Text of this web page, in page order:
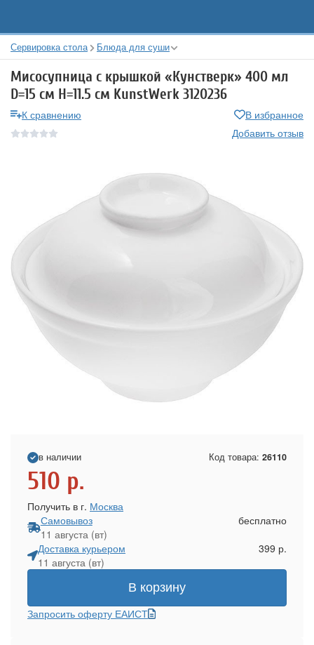
Сервировка стола Блюда для суши
Мисосупница с крышкой «Кунстверк» 400 мл
D=15 см H=11.5 см KunstWerk 3120236
К сравнению
В избранное
Добавить отзыв
в наличии Код товара: 26110
510 р.
Получить в г. Москва
Самовывоз
11 августа (вт)
бесплатно
Доставка курьером
11 августа (вт)
399 р.
В корзину
Запросить оферту ЕАИСТ